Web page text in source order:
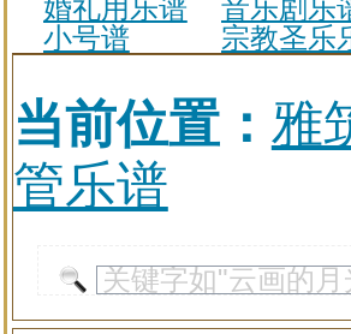
婚礼用乐谱
音乐剧乐
小号谱
宗教圣乐
当前位置： 雅
管乐谱